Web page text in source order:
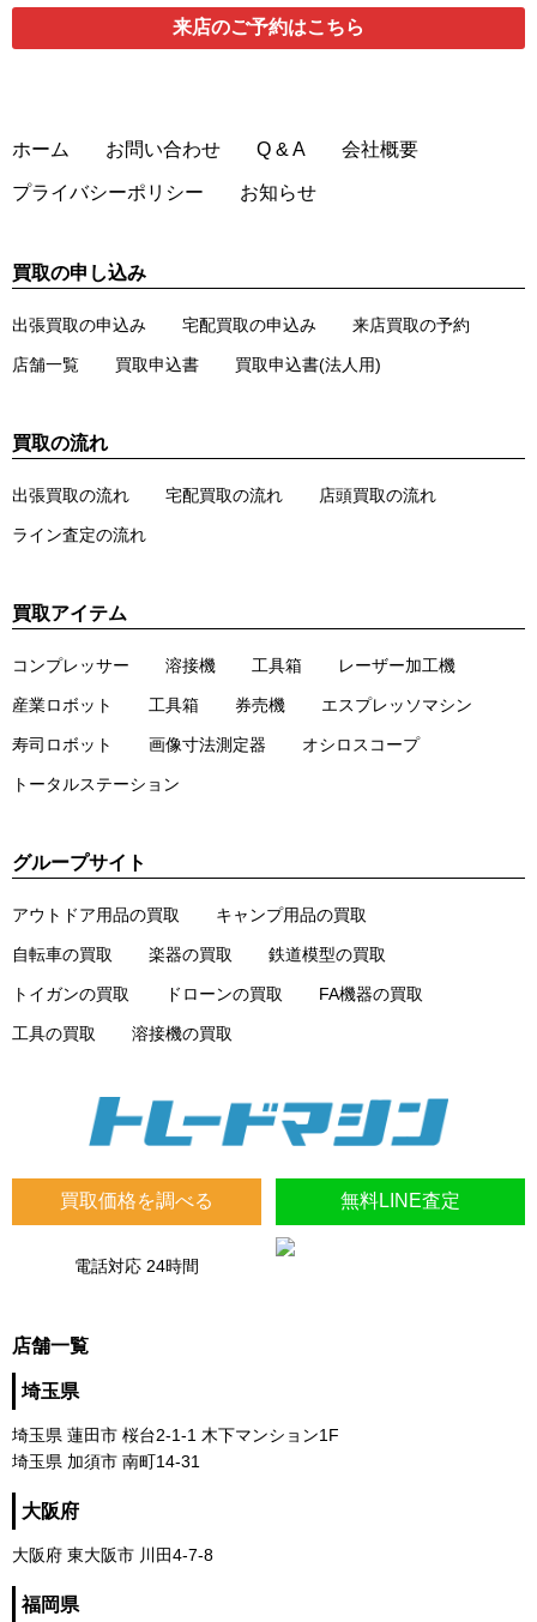
来店のご予約はこちら
買取価格を調べる 無料LINE査定
電話対応 24時間
店舗一覧
埼玉県
埼玉県 蓮田市 桜台2-1-1 木下マンション1F
埼玉県 加須市 南町14-31
大阪府
大阪府 東大阪市 川田4-7-8
福岡県
ホーム お問い合わせ Q & A 会社概要
プライバシーポリシー お知らせ
買取の申し込み
出張買取の申込み 宅配買取の申込み 来店買取の予約
店舗一覧 買取申込書 買取申込書(法人用)
買取の流れ
出張買取の流れ 宅配買取の流れ 店頭買取の流れ
ライン査定の流れ
買取アイテム
コンプレッサー 溶接機 工具箱 レーザー加工機
産業ロボット 工具箱 券売機 エスプレッソマシン
寿司ロボット 画像寸法測定器 オシロスコープ
トータルステーション
グループサイト
アウトドア用品の買取 キャンプ用品の買取
自転車の買取 楽器の買取 鉄道模型の買取
トイガンの買取 ドローンの買取 FA機器の買取
工具の買取 溶接機の買取